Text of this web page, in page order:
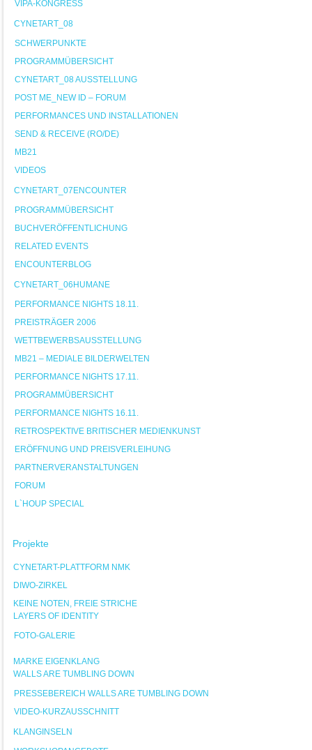
VIPA-KONGRESS
CYNETART_08
SCHWERPUNKTE
PROGRAMMÜBERSICHT
CYNETART_08 AUSSTELLUNG
POST ME_NEW ID – FORUM
PERFORMANCES UND INSTALLATIONEN
SEND & RECEIVE (RO/DE)
MB21
VIDEOS
CYNETART_07ENCOUNTER
PROGRAMMÜBERSICHT
BUCHVERÖFFENTLICHUNG
RELATED EVENTS
ENCOUNTERBLOG
CYNETART_06HUMANE
PERFORMANCE NIGHTS 18.11.
PREISTRÄGER 2006
WETTBEWERBSAUSSTELLUNG
MB21 – MEDIALE BILDERWELTEN
PERFORMANCE NIGHTS 17.11.
PROGRAMMÜBERSICHT
PERFORMANCE NIGHTS 16.11.
RETROSPEKTIVE BRITISCHER MEDIENKUNST
ERÖFFNUNG UND PREISVERLEIHUNG
PARTNERVERANSTALTUNGEN
FORUM
L`HOUP SPECIAL
Projekte
CYNETART-PLATTFORM NMK
DIWO-ZIRKEL
KEINE NOTEN, FREIE STRICHE
LAYERS OF IDENTITY
FOTO-GALERIE
MARKE EIGENKLANG
WALLS ARE TUMBLING DOWN
PRESSEBEREICH WALLS ARE TUMBLING DOWN
VIDEO-KURZAUSSCHNITT
KLANGINSELN